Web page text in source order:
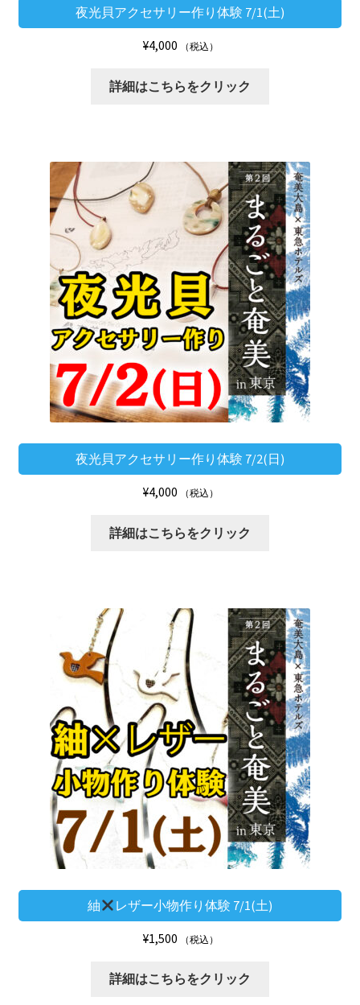
夜光貝アクセサリー作り体験 7/1(土)
¥4,000 （税込）
詳細はこちらをクリック
夜光貝アクセサリー作り体験 7/2(日)
¥4,000 （税込）
詳細はこちらをクリック
紬 レザー小物作り体験 7/1(土)
¥1,500 （税込）
詳細はこちらをクリック